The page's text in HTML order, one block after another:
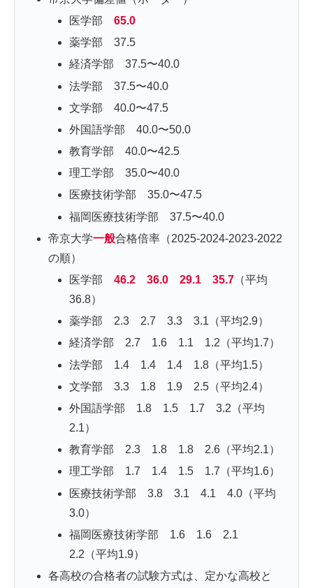
医学部 65.0
薬学部 37.5
経済学部 37.5〜40.0
法学部 37.5〜40.0
文学部 40.0〜47.5
外国語学部 40.0〜50.0
教育学部 40.0〜42.5
理工学部 35.0〜40.0
医療技術学部 35.0〜47.5
福岡医療技術学部 37.5〜40.0
帝京大学一般合格倍率（2025-2024-2023-2022
の順）
医学部 46.2 36.0 29.1 35.7（平均
36.8）
薬学部 2.3 2.7 3.3 3.1（平均2.9）
経済学部 2.7 1.6 1.1 1.2（平均1.7）
法学部 1.4 1.4 1.4 1.8（平均1.5）
文学部 3.3 1.8 1.9 2.5（平均2.4）
外国語学部 1.8 1.5 1.7 3.2（平均
2.1）
教育学部 2.3 1.8 1.8 2.6（平均2.1）
理工学部 1.7 1.4 1.5 1.7（平均1.6）
医療技術学部 3.8 3.1 4.1 4.0（平均
3.0）
福岡医療技術学部 1.6 1.6 2.1
2.2（平均1.9）
各高校の合格者の試験方式は、定かな高校と